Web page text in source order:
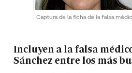
Captura de la ficha de la falsa
Incluyen a la falsa
Sánchez entre los más